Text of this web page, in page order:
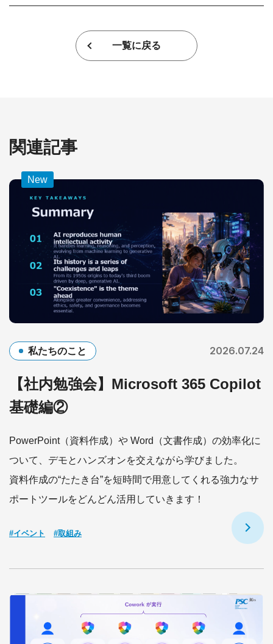
一覧に戻る
関連記事
New
私たちのこと 2026.07.24
【社内勉強会】Microsoft 365 Copilot
基礎編②
PowerPoint（資料作成）や Word（文書作成）の効率化に
ついて、デモとハンズオンを交えながら学びました。
資料作成の“たたき台”を短時間で用意してくれる強力なサ
ポートツールをどんどん活用していきます！
#イベント #取組み